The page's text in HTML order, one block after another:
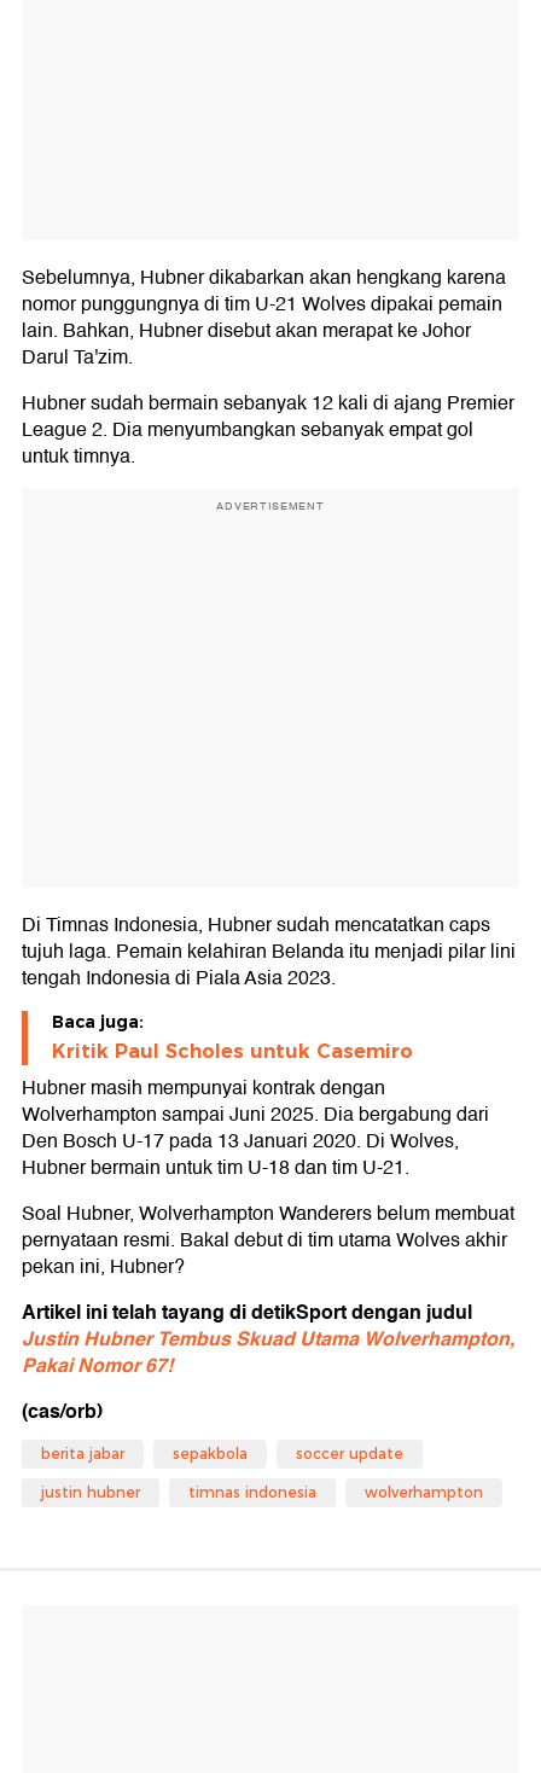
Sebelumnya, Hubner dikabarkan akan hengkang karena
nomor punggungnya di tim U-21 Wolves dipakai pemain
lain. Bahkan, Hubner disebut akan merapat ke Johor
Darul Ta'zim.
Hubner sudah bermain sebanyak 12 kali di ajang Premier
League 2. Dia menyumbangkan sebanyak empat gol
untuk timnya.
ADVERTISEMENT
Di Timnas Indonesia, Hubner sudah mencatatkan caps
tujuh laga. Pemain kelahiran Belanda itu menjadi pilar lini
tengah Indonesia di Piala Asia 2023.
Baca juga:
Kritik Paul Scholes untuk Casemiro
Hubner masih mempunyai kontrak dengan
Wolverhampton sampai Juni 2025. Dia bergabung dari
Den Bosch U-17 pada 13 Januari 2020. Di Wolves,
Hubner bermain untuk tim U-18 dan tim U-21.
Soal Hubner, Wolverhampton Wanderers belum membuat
pernyataan resmi. Bakal debut di tim utama Wolves akhir
pekan ini, Hubner?
Artikel ini telah tayang di detikSport dengan judul
Justin Hubner Tembus Skuad Utama Wolverhampton,
Pakai Nomor 67!
(cas/orb)
berita jabar sepakbola soccer update
justin hubner timnas indonesia wolverhampton